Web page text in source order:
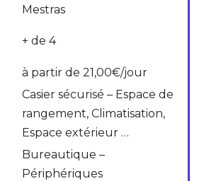
Mestras
+ de 4
à partir de 21,00€/jour
Casier sécurisé – Espace de
rangement, Climatisation,
Espace extérieur …
Bureautique –
Périphériques